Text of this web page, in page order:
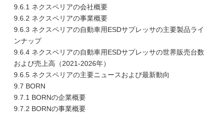
9.6.1 ネクスペリアの会社概要
9.6.2 ネクスペリアの事業概要
9.6.3 ネクスペリアの自動車用ESDサプレッサの主要製品ライ
ンナップ
9.6.4 ネクスペリアの自動車用ESDサプレッサの世界販売台数
および売上高（2021-2026年）
9.6.5 ネクスペリアの主要ニュースおよび最新動向
9.7 BORN
9.7.1 BORNの企業概要
9.7.2 BORNの事業概要